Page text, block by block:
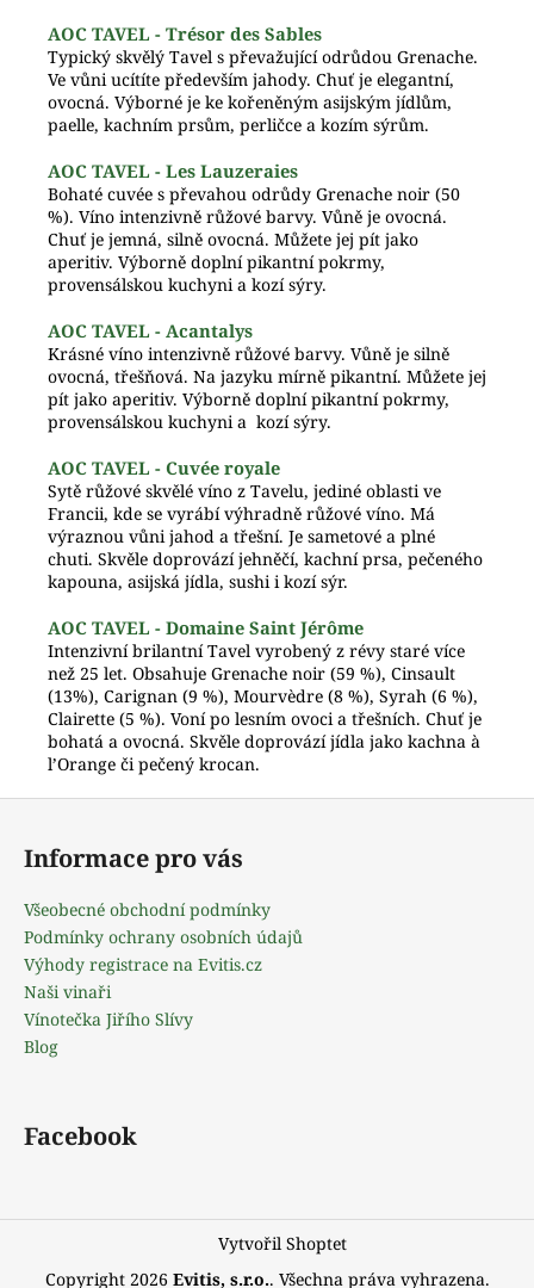
AOC TAVEL - Trésor des Sables
Typický skvělý Tavel s převažující odrůdou Grenache.
Ve vůni ucítíte především jahody. Chuť je elegantní,
ovocná. Výborné je ke kořeněným asijským jídlům,
paelle, kachním prsům, perličce a kozím sýrům.
AOC TAVEL - Les Lauzeraies
Bohaté cuvée s převahou odrůdy Grenache noir (50
%). Víno intenzivně růžové barvy. Vůně je ovocná.
Chuť je jemná, silně ovocná. Můžete jej pít jako
aperitiv. Výborně doplní pikantní pokrmy,
provensálskou kuchyni a kozí sýry.
AOC TAVEL - Acantalys
Krásné víno intenzivně růžové barvy. Vůně je silně
ovocná, třešňová. Na jazyku mírně pikantní. Můžete jej
pít jako aperitiv. Výborně doplní pikantní pokrmy,
provensálskou kuchyni a kozí sýry.
AOC TAVEL - Cuvée royale
Sytě růžové skvělé víno z Tavelu, jediné oblasti ve
Francii, kde se vyrábí výhradně růžové víno. Má
výraznou vůni jahod a třešní. Je sametové a plné
chuti. Skvěle doprovází jehněčí, kachní prsa, pečeného
kapouna, asijská jídla, sushi i kozí sýr.
AOC TAVEL - Domaine Saint Jérôme
Intenzivní brilantní Tavel vyrobený z révy staré více
než 25 let. Obsahuje Grenache noir (59 %), Cinsault
(13%), Carignan (9 %), Mourvèdre (8 %), Syrah (6 %),
Clairette (5 %). Voní po lesním ovoci a třešních. Chuť je
bohatá a ovocná. Skvěle doprovází jídla jako kachna à
l’Orange či pečený krocan.
Z
Informace pro vás
Všeobecné obchodní podmínky
Podmínky ochrany osobních údajů
Výhody registrace na Evitis.cz
Naši vinaři
Vínotečka Jiřího Slívy
Blog
Facebook
Vytvořil Shoptet
Copyright 2026 Evitis, s.r.o.. Všechna práva vyhrazena.